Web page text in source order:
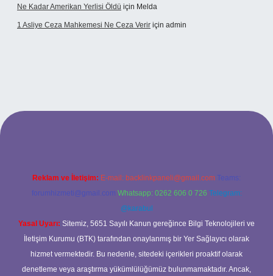
Ne Kadar Amerikan Yerlisi Öldü için Melda
1 Asliye Ceza Mahkemesi Ne Ceza Verir için admin
Reklam ve İletişim: E-mail: backlinkpaneli@gmail.com Teams:
forumhizmeti@gmail.com Whatsapp: 0262 606 0 726 Telegram:
@karabul
Yasal Uyarı: Sitemiz, 5651 Sayılı Kanun gereğince Bilgi Teknolojileri ve
İletişim Kurumu (BTK) tarafından onaylanmış bir Yer Sağlayıcı olarak
hizmet vermektedir. Bu nedenle, sitedeki içerikleri proaktif olarak
denetleme veya araştırma yükümlülüğümüz bulunmamaktadır. Ancak,